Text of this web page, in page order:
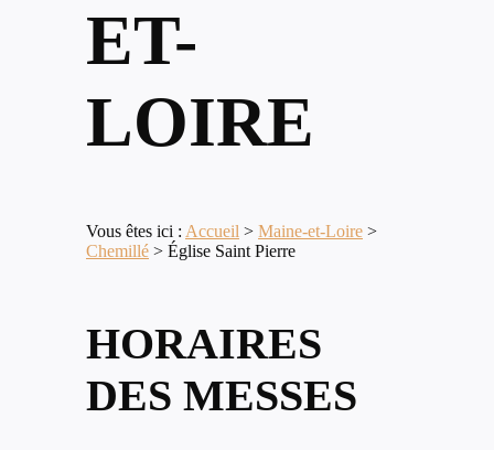
ET-
LOIRE
Vous êtes ici : Accueil > Maine-et-Loire >
Chemillé > Église Saint Pierre
HORAIRES
DES MESSES